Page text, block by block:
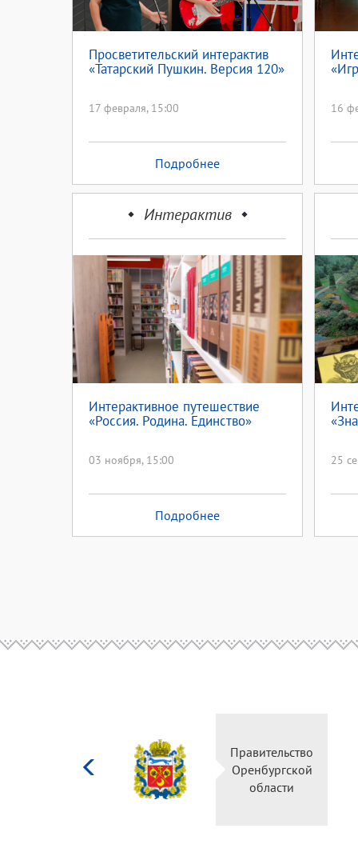
Просветительский интерактив
«Татарский Пушкин. Версия 120»
17 февраля, 15:00
Подробнее
16
Интерактив
Интерактивное путешествие
«Россия. Родина. Единство»
03 ноября, 15:00
Подробнее
25
Правительство
Оренбургской
области